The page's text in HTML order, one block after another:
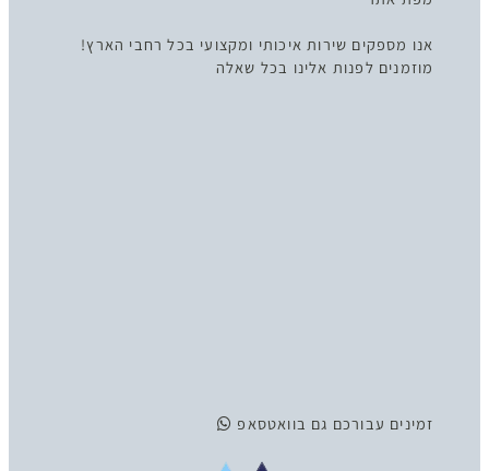
אנו מספקים שירות איכותי ומקצועי בכל רחבי הארץ!
מוזמנים לפנות אלינו בכל שאלה
זמינים עבורכם גם בוואטסאפ